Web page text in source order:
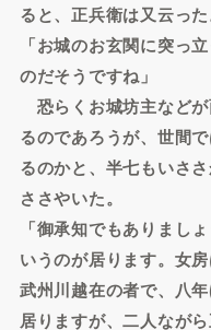
ると、正兵衛は又云った
「お城のお玄関に突っ
のだそうですね」
恐らくお城坊主など
るのであろうが、世間
るのかと、半七もいさ
ささやいた。
「御承知でもありまし
いうのが居ります。女
武州川越在の者で、八
居りますが、二人なが